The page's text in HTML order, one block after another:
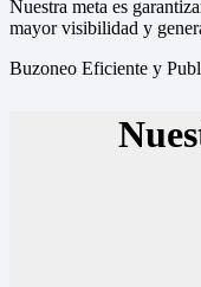
Nuestra meta es
mayor visibilidad y
Buzoneo Eficiente y